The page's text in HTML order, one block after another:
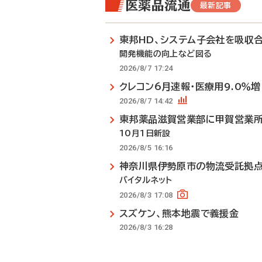
医薬品流通 最新記事
東邦HD、システム子会社を吸収
開発機能の向上など図る
2026/8/7 17:24
クレコン6月速報・医療用9.0％増
2026/8/7 14:42
東邦薬品滋賀営業部に甲賀営業
10月1日新設
2026/8/5 16:16
神奈川県伊勢原市の物流受託拠
バイタルネット
2026/8/3 17:08
スズケン、熊本地震で義援金
2026/8/3 16:28